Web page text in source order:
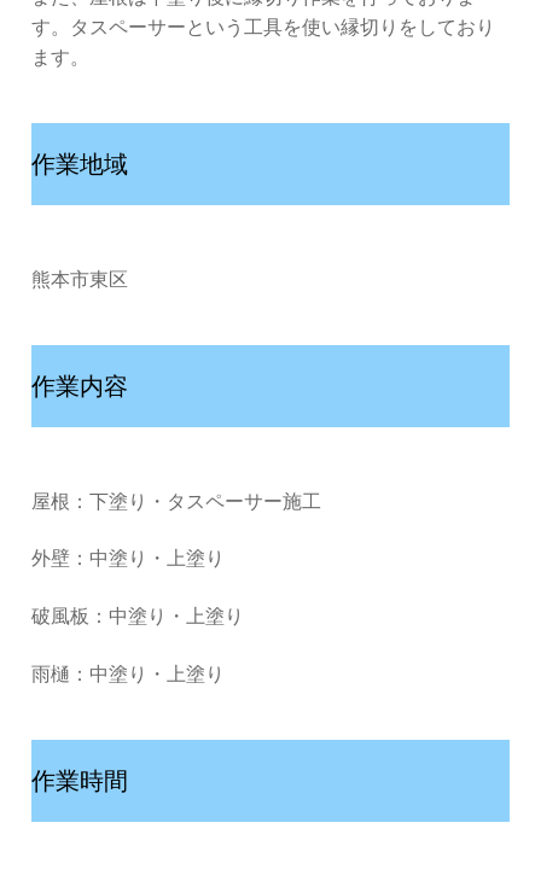
す。タスペーサーという工具を使い縁切りをしており
ます。
作業地域
熊本市東区
作業内容
屋根：下塗り・タスペーサー施工
外壁：中塗り・上塗り
破風板：中塗り・上塗り
雨樋：中塗り・上塗り
作業時間